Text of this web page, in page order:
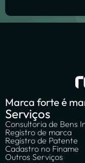
Marca forte é
Serviços
Consultoria de Bens
Registro de marca
Registro de Patente
Cadastro no Finame
Outros Serviços